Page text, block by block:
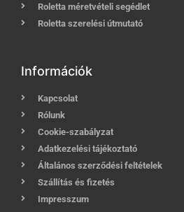
Roletta méretvételi segédlet
Roletta szerelési útmutató
Információk
Kapcsolat
Rólunk
Cookie-szabályzat
Adatkezelési tájékoztató
Általános szerződési feltételek
Szállítás és fizetés
Impresszum